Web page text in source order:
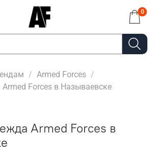
0
Armed Forces
Forces в Называевске
Armed Forces в